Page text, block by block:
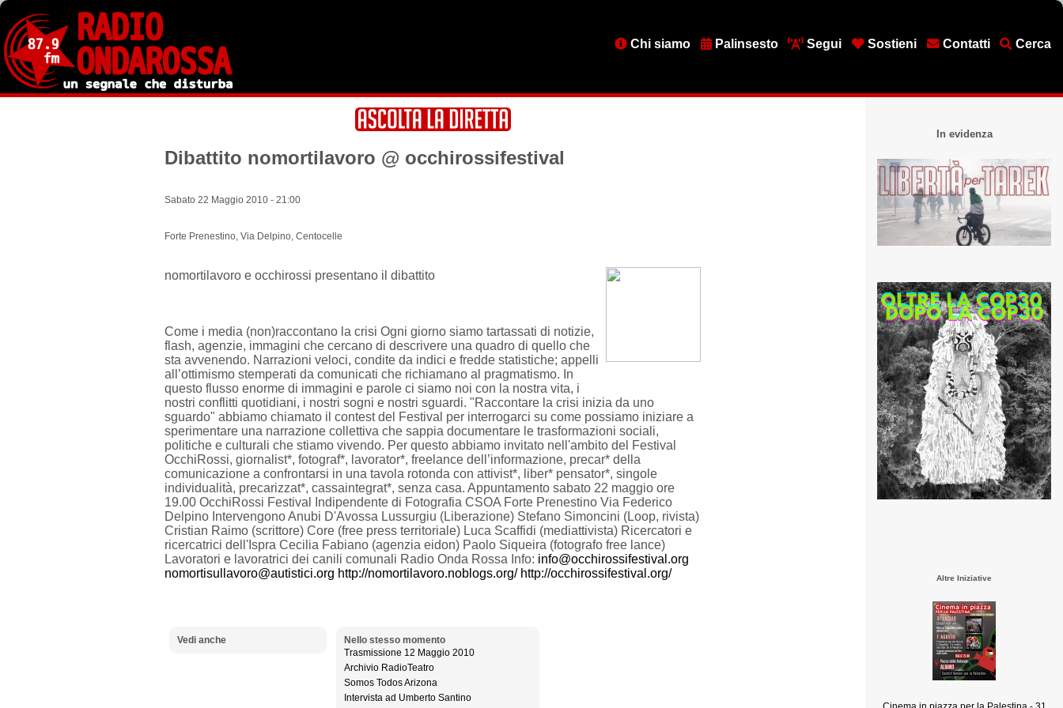
Salta
contenuto
principale
MenuChi siamo Palinsesto Segui Sostieni Contatti Cerca
Dibattito nomortilavoro @ occhirossifestival
Sabato 22 Maggio 2010 - 21:00
Forte Prenestino, Via Delpino, Centocelle
nomortilavoro e occhirossi presentano il dibattito
Come i media (non)raccontano la crisi Ogni giorno siamo tartassati di notizie,
flash, agenzie, immagini che cercano di descrivere una quadro di quello che
sta avvenendo. Narrazioni veloci, condite da indici e fredde statistiche; appelli
all’ottimismo stemperati da comunicati che richiamano al pragmatismo. In
questo flusso enorme di immagini e parole ci siamo noi con la nostra vita, i
nostri conflitti quotidiani, i nostri sogni e nostri sguardi. "Raccontare la crisi inizia da uno
sguardo" abbiamo chiamato il contest del Festival per interrogarci su come possiamo iniziare a
sperimentare una narrazione collettiva che sappia documentare le trasformazioni sociali,
politiche e culturali che stiamo vivendo. Per questo abbiamo invitato nell'ambito del Festival
OcchiRossi, giornalist*, fotograf*, lavorator*, freelance dell’informazione, precar* della
comunicazione a confrontarsi in una tavola rotonda con attivist*, liber* pensator*, singole
individualità, precarizzat*, cassaintegrat*, senza casa. Appuntamento sabato 22 maggio ore
19.00 OcchiRossi Festival Indipendente di Fotografia CSOA Forte Prenestino Via Federico
Delpino Intervengono Anubi D'Avossa Lussurgiu (Liberazione) Stefano Simoncini (Loop, rivista)
Cristian Raimo (scrittore) Core (free press territoriale) Luca Scaffidi (mediattivista) Ricercatori e
ricercatrici dell'Ispra Cecilia Fabiano (agenzia eidon) Paolo Siqueira (fotografo free lance)
Lavoratori e lavoratrici dei canili comunali Radio Onda Rossa Info: info@occhirossifestival.org
nomortisullavoro@autistici.org http://nomortilavoro.noblogs.org/ http://occhirossifestival.org/
Vedi anche
Nello stesso momento
Trasmissione 12 Maggio 2010
Archivio RadioTeatro
Somos Todos Arizona
Intervista ad Umberto Santino
In evidenza
Altre Iniziative